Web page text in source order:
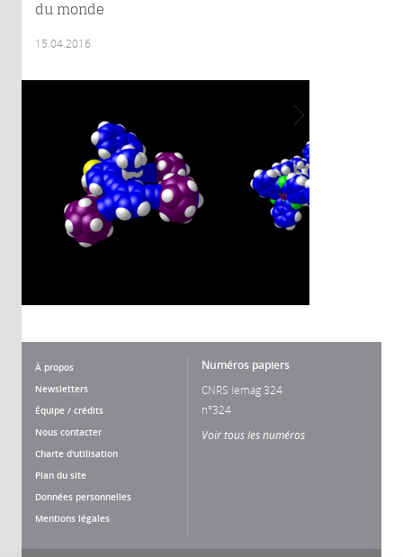
du monde
15.04.2016
À propos
Newsletters
Équipe / crédits
Nous contacter
Charte d'utilisation
Plan du site
Données personnelles
Mentions légales
Numéros papiers
CNRS lemag 324
n°324
Voir tous les numéros